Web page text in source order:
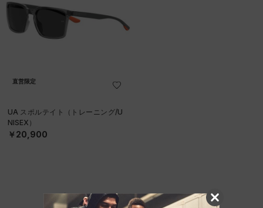
直営限定
UA スポルテイト（トレーニング/U
NISEX）
￥20,900
他のおすすめアイテム